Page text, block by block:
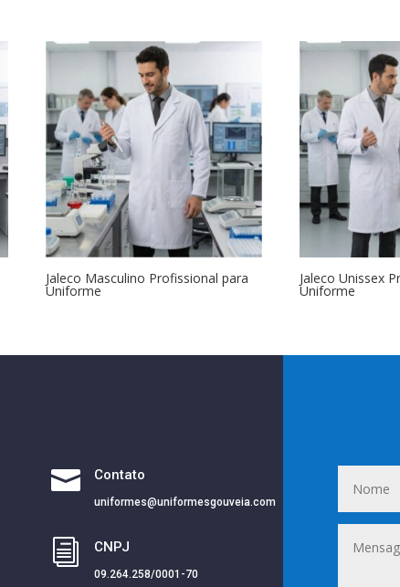
Jaleco Masculino Profissional para
Uniforme
Jaleco Unissex
Uniforme
 Contato
uniformes@uniformesgouveia.com
i CNPJ
09.264.258/0001-70